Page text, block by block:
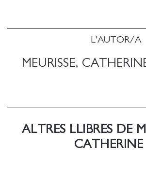
L'AUTOR/A
MEURISSE,
símbols de la cultura nipona rural.
ALTRES LLIBRES DE
CATHERINE